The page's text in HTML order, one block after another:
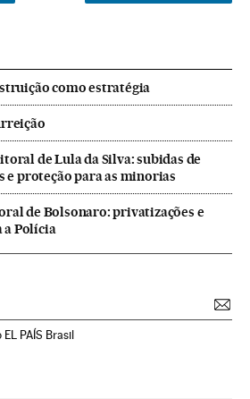
como estratégia
de Lula da Silva: subidas de
e proteção para as minorias
de Bolsonaro: privatizações e
a Polícia
PAÍS Brasil